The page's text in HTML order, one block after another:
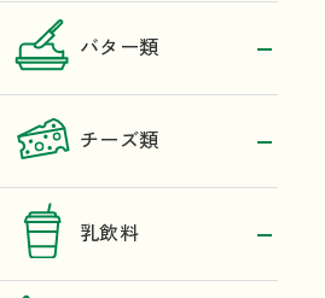
バター類
チーズ類
乳飲料